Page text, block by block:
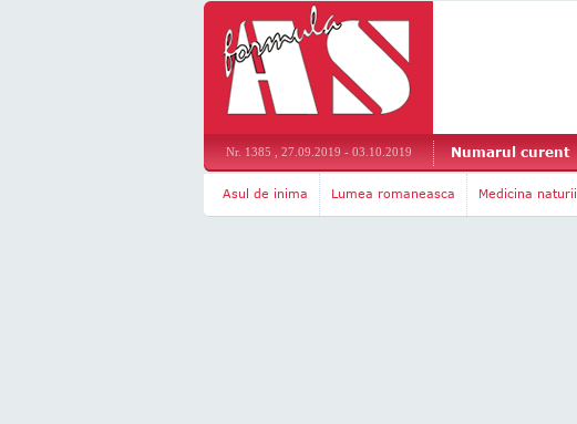
Nr. 1385 , 27.09.2019 - 03.10.2019 Numarul curent
Asul de inima Lumea romaneasca Medicina naturii